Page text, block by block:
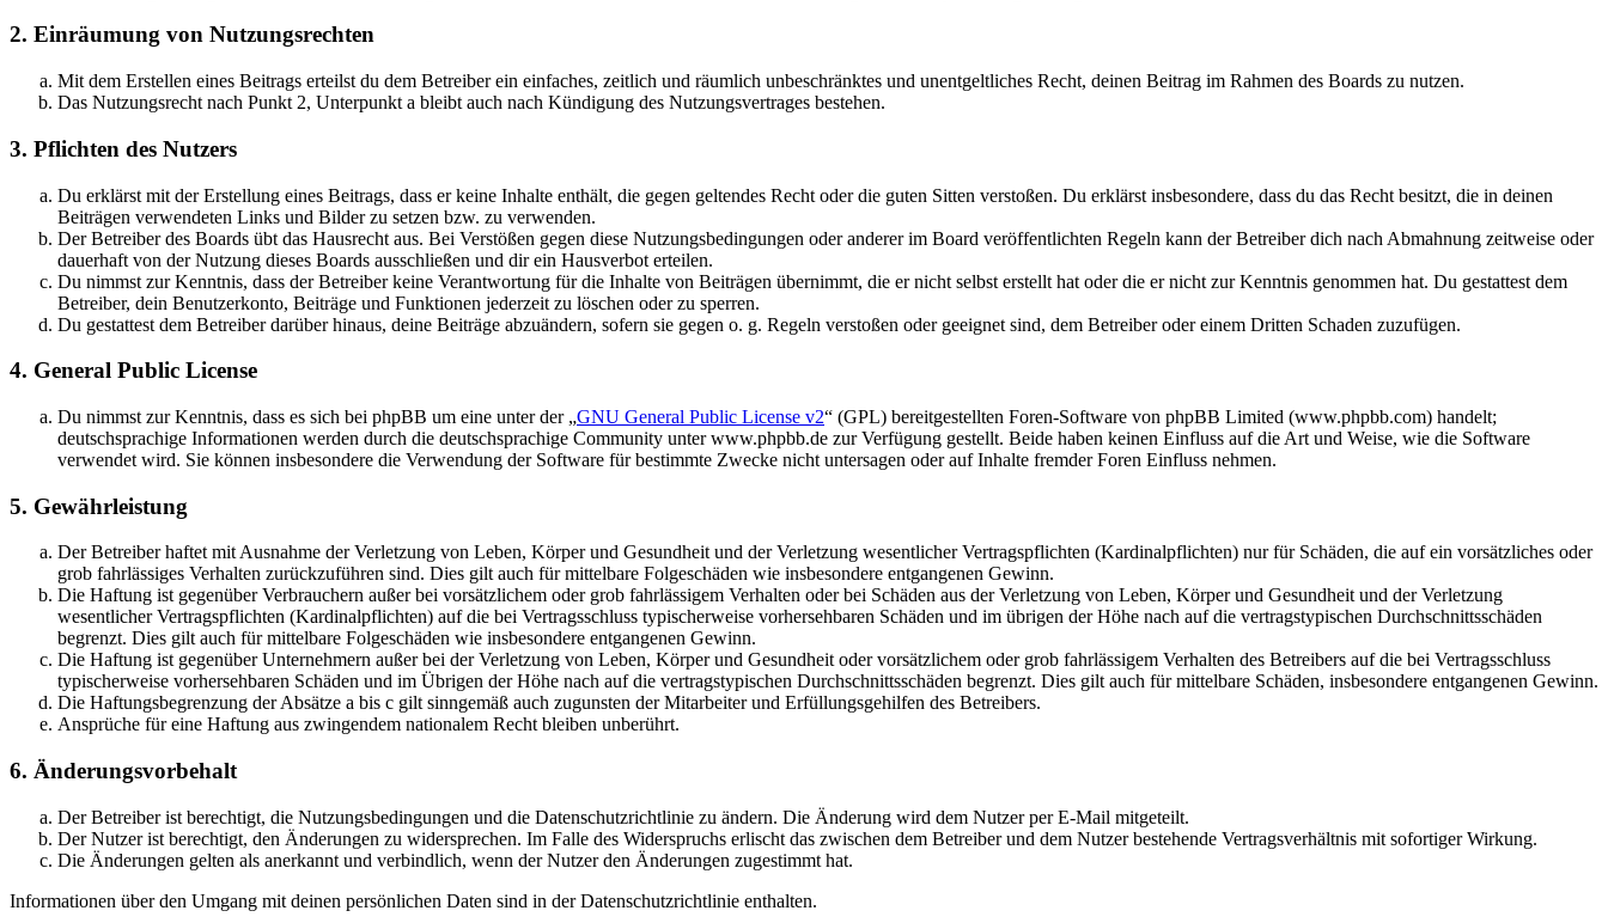
2. Einräumung von Nutzungsrechten
Mit dem Erstellen eines Beitrags erteilst du dem Betreiber ein einfaches, zeitlich und räumlich unbeschränktes und unentgeltliches Recht, deinen Beitrag im Rahmen des Boards zu nutzen.
Das Nutzungsrecht nach Punkt 2, Unterpunkt a bleibt auch nach Kündigung des Nutzungsvertrages bestehen.
3. Pflichten des Nutzers
Du erklärst mit der Erstellung eines Beitrags, dass er keine Inhalte enthält, die gegen geltendes Recht oder die guten Sitten verstoßen. Du erklärst insbesondere, dass du das Recht besitzt, die in deinen
Beiträgen verwendeten Links und Bilder zu setzen bzw. zu verwenden.
Der Betreiber des Boards übt das Hausrecht aus. Bei Verstößen gegen diese Nutzungsbedingungen oder anderer im Board veröffentlichten Regeln kann der Betreiber dich nach Abmahnung zeitweise oder
dauerhaft von der Nutzung dieses Boards ausschließen und dir ein Hausverbot erteilen.
Du nimmst zur Kenntnis, dass der Betreiber keine Verantwortung für die Inhalte von Beiträgen übernimmt, die er nicht selbst erstellt hat oder die er nicht zur Kenntnis genommen hat. Du gestattest dem
Betreiber, dein Benutzerkonto, Beiträge und Funktionen jederzeit zu löschen oder zu sperren.
Du gestattest dem Betreiber darüber hinaus, deine Beiträge abzuändern, sofern sie gegen o. g. Regeln verstoßen oder geeignet sind, dem Betreiber oder einem Dritten Schaden zuzufügen.
4. General Public License
Du nimmst zur Kenntnis, dass es sich bei phpBB um eine unter der „GNU General Public License v2“ (GPL) bereitgestellten Foren-Software von phpBB Limited (www.phpbb.com) handelt;
deutschsprachige Informationen werden durch die deutschsprachige Community unter www.phpbb.de zur Verfügung gestellt. Beide haben keinen Einfluss auf die Art und Weise, wie die Software
verwendet wird. Sie können insbesondere die Verwendung der Software für bestimmte Zwecke nicht untersagen oder auf Inhalte fremder Foren Einfluss nehmen.
5. Gewährleistung
Der Betreiber haftet mit Ausnahme der Verletzung von Leben, Körper und Gesundheit und der Verletzung wesentlicher Vertragspflichten (Kardinalpflichten) nur für Schäden, die auf ein vorsätzliches oder
grob fahrlässiges Verhalten zurückzuführen sind. Dies gilt auch für mittelbare Folgeschäden wie insbesondere entgangenen Gewinn.
Die Haftung ist gegenüber Verbrauchern außer bei vorsätzlichem oder grob fahrlässigem Verhalten oder bei Schäden aus der Verletzung von Leben, Körper und Gesundheit und der Verletzung
wesentlicher Vertragspflichten (Kardinalpflichten) auf die bei Vertragsschluss typischerweise vorhersehbaren Schäden und im übrigen der Höhe nach auf die vertragstypischen Durchschnittsschäden
begrenzt. Dies gilt auch für mittelbare Folgeschäden wie insbesondere entgangenen Gewinn.
Die Haftung ist gegenüber Unternehmern außer bei der Verletzung von Leben, Körper und Gesundheit oder vorsätzlichem oder grob fahrlässigem Verhalten des Betreibers auf die bei Vertragsschluss
typischerweise vorhersehbaren Schäden und im Übrigen der Höhe nach auf die vertragstypischen Durchschnittsschäden begrenzt. Dies gilt auch für mittelbare Schäden, insbesondere entgangenen Gewinn.
Die Haftungsbegrenzung der Absätze a bis c gilt sinngemäß auch zugunsten der Mitarbeiter und Erfüllungsgehilfen des Betreibers.
Ansprüche für eine Haftung aus zwingendem nationalem Recht bleiben unberührt.
6. Änderungsvorbehalt
Der Betreiber ist berechtigt, die Nutzungsbedingungen und die Datenschutzrichtlinie zu ändern. Die Änderung wird dem Nutzer per E-Mail mitgeteilt.
Der Nutzer ist berechtigt, den Änderungen zu widersprechen. Im Falle des Widerspruchs erlischt das zwischen dem Betreiber und dem Nutzer bestehende Vertragsverhältnis mit sofortiger Wirkung.
Die Änderungen gelten als anerkannt und verbindlich, wenn der Nutzer den Änderungen zugestimmt hat.
Informationen über den Umgang mit deinen persönlichen Daten sind in der Datenschutzrichtlinie enthalten.